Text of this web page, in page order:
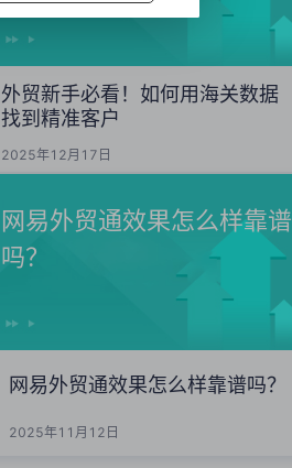
外贸新手必看！如何用海关数据
找到精准客户
2025年12月17日
网易外贸通效果怎么样靠谱
吗？
网易外贸通效果怎么样靠谱吗？
2025年11月12日